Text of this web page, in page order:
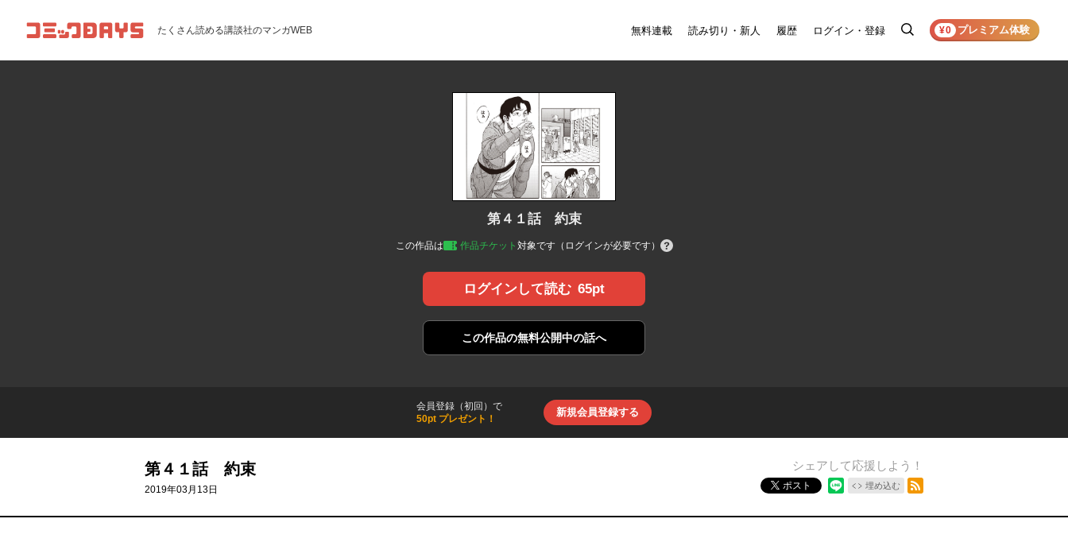
コミックDAYS たくさん読める講談社のマンガWEB 無料連載 読み切り・新人 履歴 ログイン・登録
検
¥0 プレミアム体験
第４１話 約束
この作品は 作品チケット 対象です（ログインが必要です）
ログインして読む 65pt
この作品の無料公開中の話へ
会員登録（初回）で
50pt プレゼント！
新規会員登録する
第４１話 約束
2019年03月13日
シェアして応援しよう！
ポスト 埋め込む